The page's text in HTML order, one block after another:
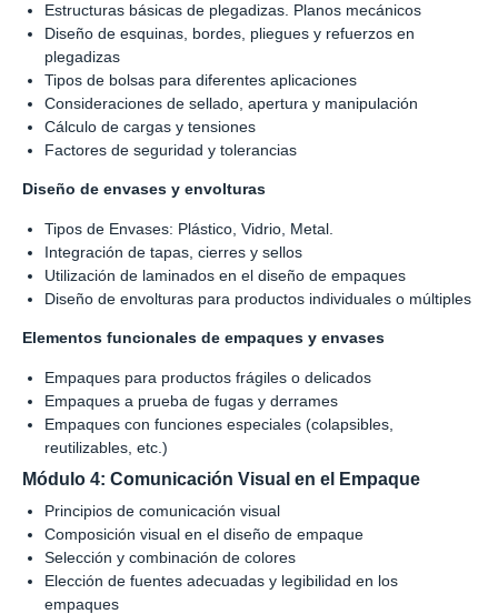
Estructuras básicas de plegadizas. Planos mecánicos
Diseño de esquinas, bordes, pliegues y refuerzos en
plegadizas
Tipos de bolsas para diferentes aplicaciones
Consideraciones de sellado, apertura y manipulación
Cálculo de cargas y tensiones
Factores de seguridad y tolerancias
Diseño de envases y envolturas
Tipos de Envases: Plástico, Vidrio, Metal.
Integración de tapas, cierres y sellos
Utilización de laminados en el diseño de empaques
Diseño de envolturas para productos individuales o múltiples
Elementos funcionales de empaques y envases
Empaques para productos frágiles o delicados
Empaques a prueba de fugas y derrames
Empaques con funciones especiales (colapsibles,
reutilizables, etc.)
Módulo 4: Comunicación Visual en el Empaque
Principios de comunicación visual
Composición visual en el diseño de empaque
Selección y combinación de colores
Elección de fuentes adecuadas y legibilidad en los
empaques